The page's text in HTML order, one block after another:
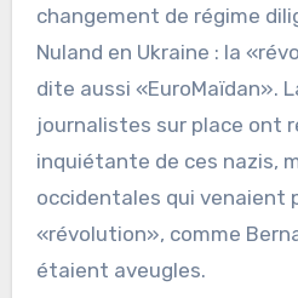
changement de régime
Nuland en Ukraine : la
dite aussi «EuroMaïdan».
journalistes sur place ont
inquiétante de ces nazis,
occidentales qui venaient
«révolution», comme
étaient aveugles.